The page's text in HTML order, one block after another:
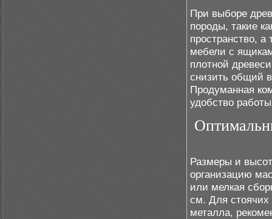
При выборе
породы, такие
пространство,
мебели с
плотной
снизить общий
Продуманная
удобство
Размеры и
организацию
или мелкая
см. Для стоячих
металла,